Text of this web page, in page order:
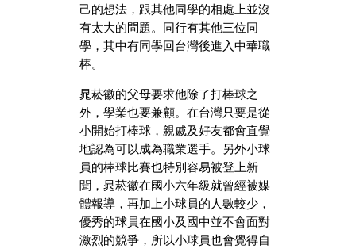
己的想法，跟其他同學的相處上並沒
有太大的問題。同行有其他三位同
學，其中有同學回台灣後進入中華職
棒。
晁菘徽的父母要求他除了打棒球之
外，學業也要兼顧。在台灣只要是從
小開始打棒球，親戚及好友都會直覺
地認為可以成為職業選手。另外小球
員的棒球比賽也特別容易被登上新
聞，晁菘徽在國小六年級就曾經被媒
體報導，再加上小球員的人數較少，
優秀的球員在國小及國中並不會面對
激烈的競爭，所以小球員也會覺得自